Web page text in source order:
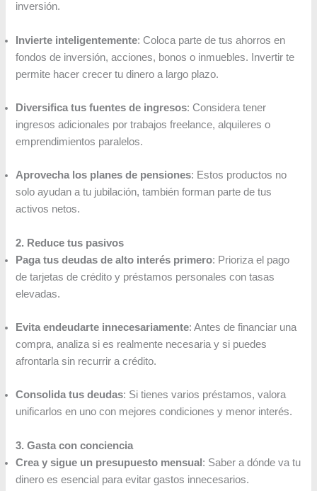
inversión.
Invierte inteligentemente: Coloca parte de tus ahorros en
fondos de inversión, acciones, bonos o inmuebles. Invertir te
permite hacer crecer tu dinero a largo plazo.
Diversifica tus fuentes de ingresos: Considera tener
ingresos adicionales por trabajos freelance, alquileres o
emprendimientos paralelos.
Aprovecha los planes de pensiones: Estos productos no
solo ayudan a tu jubilación, también forman parte de tus
activos netos.
2. Reduce tus pasivos
Paga tus deudas de alto interés primero: Prioriza el pago
de tarjetas de crédito y préstamos personales con tasas
elevadas.
Evita endeudarte innecesariamente: Antes de financiar una
compra, analiza si es realmente necesaria y si puedes
afrontarla sin recurrir a crédito.
Consolida tus deudas: Si tienes varios préstamos, valora
unificarlos en uno con mejores condiciones y menor interés.
3. Gasta con conciencia
Crea y sigue un presupuesto mensual : Saber a dónde va tu
dinero es esencial para evitar gastos innecesarios.